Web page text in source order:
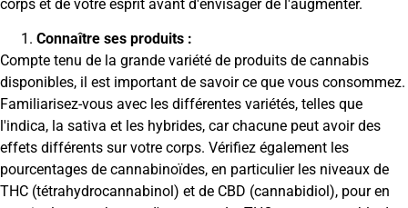
corps et de votre esprit avant d'envisager de l'augmenter.
Connaître ses produits :
Compte tenu de la grande variété de produits de cannabis
disponibles, il est important de savoir ce que vous consommez.
Familiarisez-vous avec les différentes variétés, telles que
l'indica, la sativa et les hybrides, car chacune peut avoir des
effets différents sur votre corps. Vérifiez également les
pourcentages de cannabinoïdes, en particulier les niveaux de
THC (tétrahydrocannabinol) et de CBD (cannabidiol), pour en